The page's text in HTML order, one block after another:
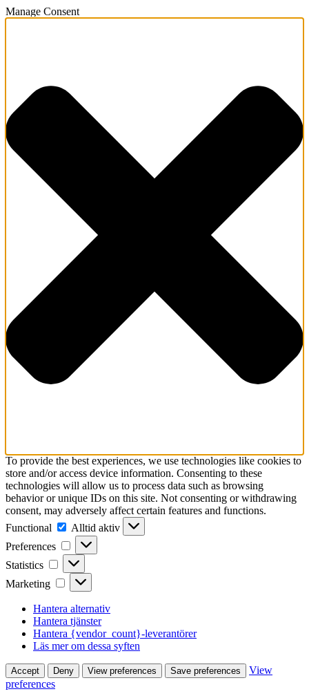
Manage Consent
To provide the best experiences, we use technologies like cookies to
store and/or access device information. Consenting to these
technologies will allow us to process data such as browsing
behavior or unique IDs on this site. Not consenting or withdrawing
consent, may adversely affect certain features and functions.
Functional
Functional
Alltid aktiv
Preferences
Preferences
Statistics Statistics
Marketing Marketing
Hantera alternativ
Hantera tjänster
Hantera {vendor_count}-leverantörer
Läs mer om dessa syften
Accept Deny View preferences Save preferences
View
preferences